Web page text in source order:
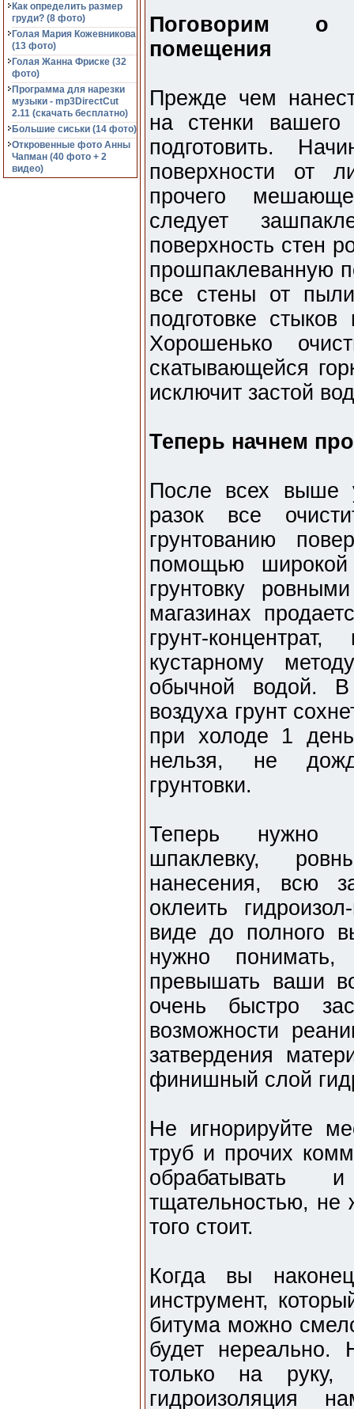
Как определить размер
груди? (8 фото)
Голая Мария Кожевникова
(13 фото)
Голая Жанна Фриске (32
фото)
Программа для нарезки
музыки - mp3DirectCut
2.11 (cкачать бесплатно)
Большие сиськи (14 фото)
Откровенные фото Анны
Чапман (40 фото + 2
видео)
Поговорим о
помещения
Прежде чем
на стенки
подготовить.
поверхности от
прочего
следует
поверхность стен
прошпаклеванную
все стены от
подготовке
Хорошенько
скатывающейся
исключит застой
Теперь начнем
После всех выше
разок все
грунтованию
помощью
грунтовку
магазинах
грунт-
кустарному
обычной водой. В
воздуха грунт
при холоде 1
нельзя, не
грунтовки.
Теперь нужно
шпаклевку,
нанесения, всю
оклеить
виде до полного
нужно
превышать ваши
очень быстро
возможности
затвердения
финишный слой
Не игнорируйте
труб и прочих
тщательностью, не
того стоит.
Когда вы
инструмент,
битума можно
будет нереально.
только на руку,
гидроизоляция